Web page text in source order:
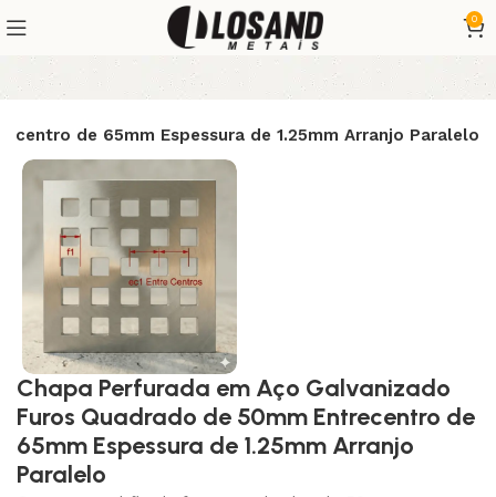
0
de 65mm Espessura de 1.25mm Arranjo Paralelo
Chapa Perfurada em Aço Galvanizado
Furos Quadrado de 50mm Entrecentro de
65mm Espessura de 1.25mm Arranjo
Paralelo